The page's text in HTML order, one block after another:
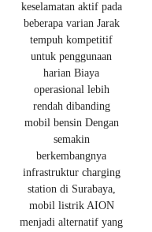
keselamatan aktif pada
beberapa varian Jarak
tempuh kompetitif
untuk penggunaan
harian Biaya
operasional lebih
rendah dibanding
mobil bensin Dengan
semakin
berkembangnya
infrastruktur charging
station di Surabaya,
mobil listrik AION
menjadi alternatif yang